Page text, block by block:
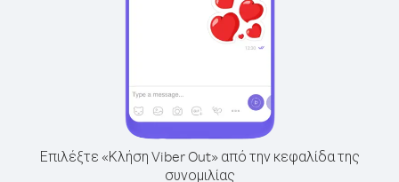
Επιλέξτε «Κλήση Viber Out» από την κεφαλίδα της
συνομιλίας